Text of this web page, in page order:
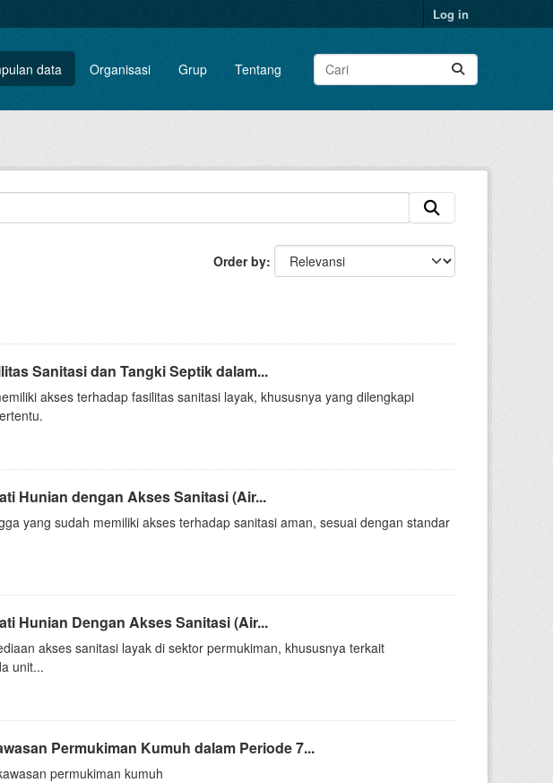
Log in
data Organisasi Grup Tentang
Order by
Sanitasi dan Tangki Septik dalam...
akses terhadap fasilitas sanitasi layak, khususnya yang dilengkapi
Hunian dengan Akses Sanitasi (Air...
yang sudah memiliki akses terhadap sanitasi aman, sesuai dengan standar
Hunian Dengan Akses Sanitasi (Air...
akses sanitasi layak di sektor permukiman, khususnya terkait
unit...
Permukiman Kumuh dalam Periode 7...
permukiman kumuh